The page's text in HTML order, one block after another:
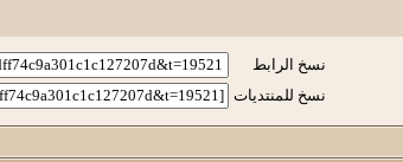
نسخ الرابط
نسخ للمنتديات